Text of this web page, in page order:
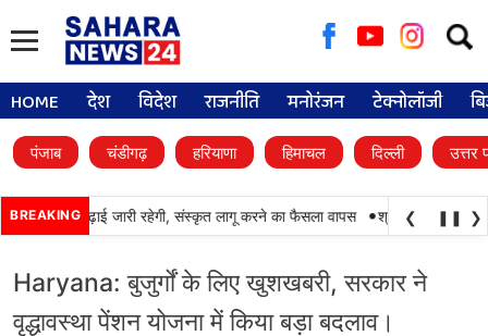
for:
HOME देश विदेश राजनीति मनोरंजन टेक्नोलॉजी
पंजाब चंडीगढ़ हरियाणा हिमाचल दिल्ली उत्तर
BREAKING
में पंजाबी की पढ़ाई जारी रहेगी, संस्कृत लागू करने का फैसला वापस • श्री गुरु हरिकृष्ण
❮ ❚❚ ❯
Haryana: बुजुर्गों के लिए खुशखबरी, सरकार ने
वृद्धावस्था पेंशन योजना में किया बड़ा बदलाव।